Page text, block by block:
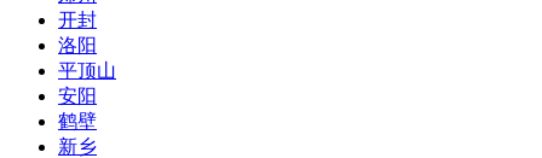
开封
洛阳
平顶山
安阳
鹤壁
新乡